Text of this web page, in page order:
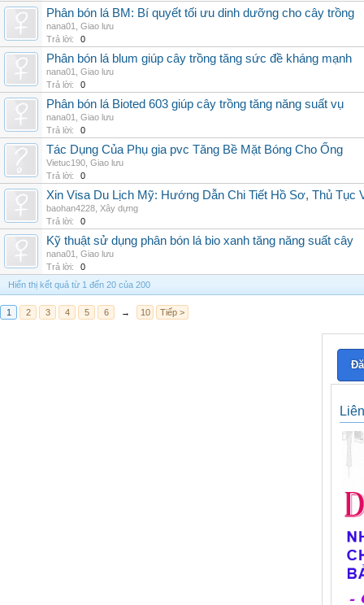
Phân bón lá BM: Bí quyết tối ưu dinh dưỡng cho cây trồng
nana01
Giao lưu
Trả lời:
0
Phân bón lá blum giúp cây trồng tăng sức đề kháng mạnh
nana01
Giao lưu
Trả lời:
0
Phân bón lá Bioted 603 giúp cây trồng tăng năng suất vụ
nana01
Giao lưu
Trả lời:
0
Tác Dụng Của Phụ gia pvc Tăng Bề Mặt Bóng Cho Ống
Vietuc190 Giao lưu
Trả lời:
0
Xin Visa Du Lịch Mỹ: Hướng Dẫn Chi Tiết Hồ Sơ, Thủ Tục
baohan4228 Xây dựng
Trả lời:
0
Kỹ thuật sử dụng phân bón lá bio xanh tăng năng suất cây
nana01
Giao lưu
Trả lời:
0
Hiển thị kết quả từ 1 đến 20 của 200
1 2 3 4 5 6 → 10 Tiếp >